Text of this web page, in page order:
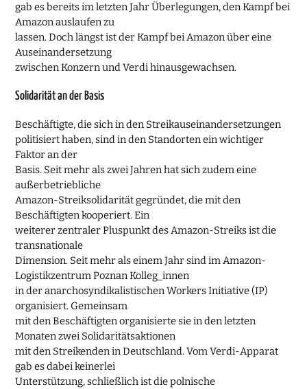
gab es bereits im letzten Jahr Überlegungen, den Kampf bei
Amazon auslaufen zu
lassen. Doch längst ist der Kampf bei Amazon über eine
Auseinandersetzung
zwischen Konzern und Verdi hinausgewachsen.
Solidarität an der Basis
Beschäftigte, die sich in den Streikauseinandersetzungen
politisiert haben, sind in den Standorten ein wichtiger
Faktor an der
Basis. Seit mehr als zwei Jahren hat sich zudem eine
außerbetriebliche
Amazon-Streiksolidarität gegründet, die mit den
Beschäftigten kooperiert. Ein
weiterer zentraler Pluspunkt des Amazon-Streiks ist die
transnationale
Dimension. Seit mehr als einem Jahr sind im Amazon-
Logistikzentrum Poznan Kolleg_innen
in der anarchosyndikalistischen Workers Initiative (IP)
organisiert. Gemeinsam
mit den Beschäftigten organisierte sie in den letzten
Monaten zwei Solidaritätsaktionen
mit den Streikenden in Deutschland. Vom Verdi-Apparat
gab es dabei keinerlei
Unterstützung, schließlich ist die polnische